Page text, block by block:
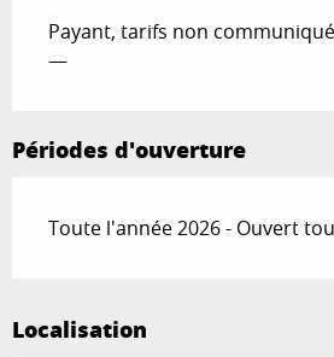
Payant, tarifs non
—
Périodes d'ouverture
Toute l'année 2026 - Ouvert
Localisation